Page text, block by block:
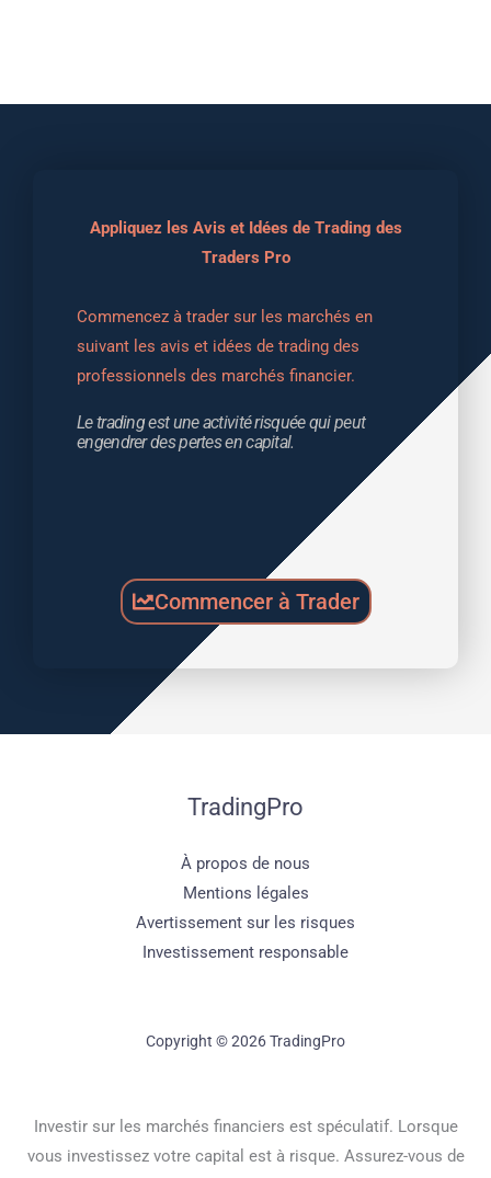
Appliquez les Avis et Idées de Trading des
Traders Pro
Commencez à trader sur les marchés en
suivant les avis et idées de trading des
professionnels des marchés financier.
Le trading est une activité risquée qui peut
engendrer des pertes en capital.
Commencer à Trader
TradingPro
À propos de nous
Mentions légales
Avertissement sur les risques
Investissement responsable
Copyright © 2026 TradingPro
Investir sur les marchés financiers est spéculatif. Lorsque
vous investissez votre capital est à risque. Assurez-vous de